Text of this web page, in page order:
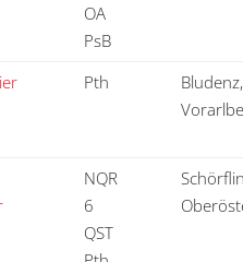
OA
PsB
Pth
Bludenz,
NQR
6
QST